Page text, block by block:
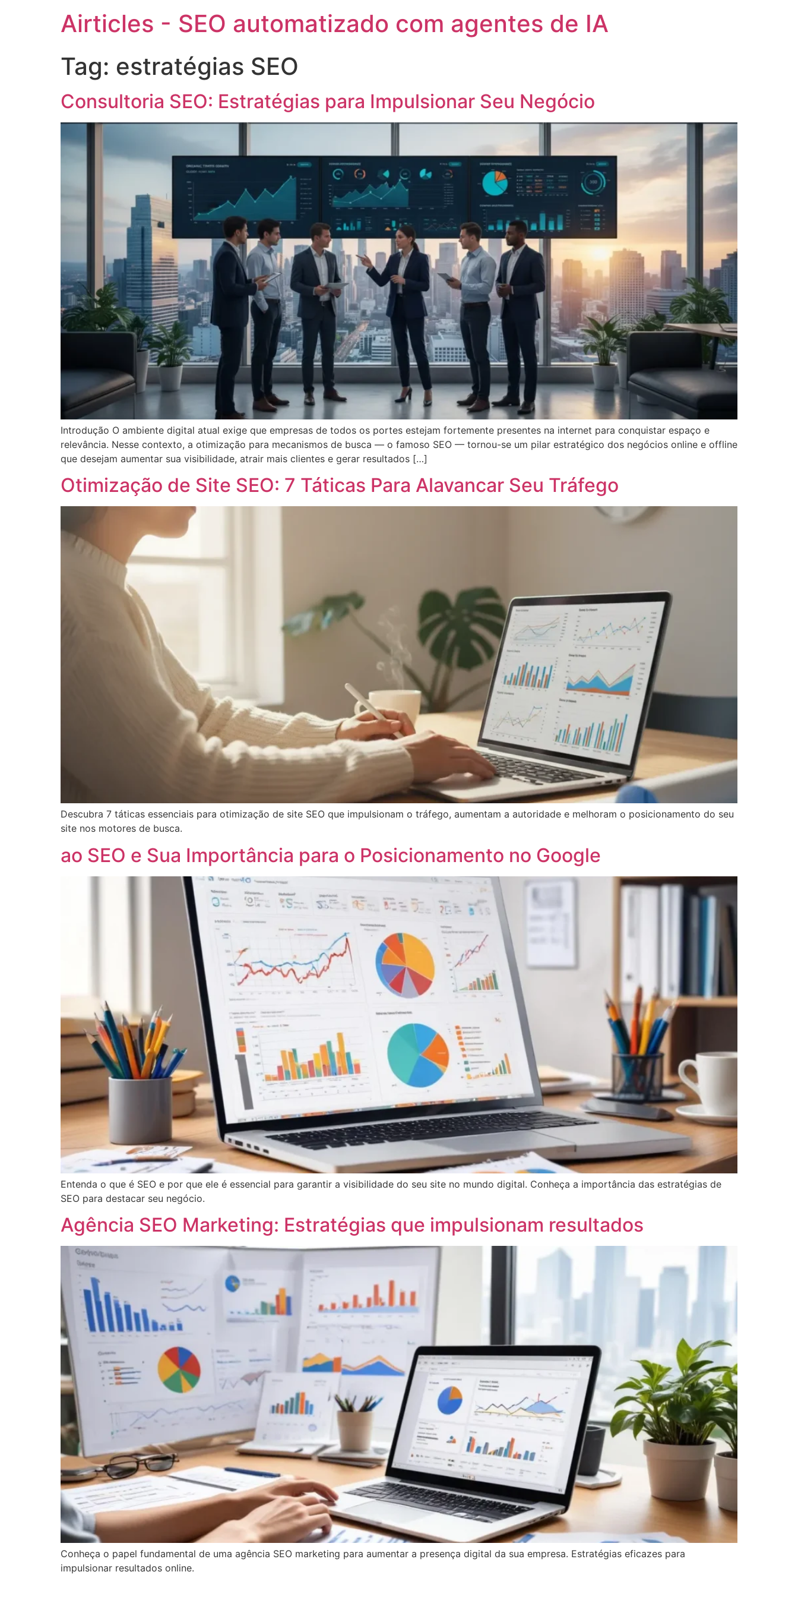
Airticles - SEO automatizado com agentes de IA
Tag: estratégias SEO
Consultoria SEO: Estratégias para Impulsionar Seu Negócio
Introdução O ambiente digital atual exige que empresas de todos os portes estejam fortemente presentes na internet para conquistar espaço e
relevância. Nesse contexto, a otimização para mecanismos de busca — o famoso SEO — tornou-se um pilar estratégico dos negócios online e offline
que desejam aumentar sua visibilidade, atrair mais clientes e gerar resultados […]
Otimização de Site SEO: 7 Táticas Para Alavancar Seu Tráfego
Descubra 7 táticas essenciais para otimização de site SEO que impulsionam o tráfego, aumentam a autoridade e melhoram o posicionamento do seu
site nos motores de busca.
ao SEO e Sua Importância para o Posicionamento no Google
Entenda o que é SEO e por que ele é essencial para garantir a visibilidade do seu site no mundo digital. Conheça a importância das estratégias de
SEO para destacar seu negócio.
Agência SEO Marketing: Estratégias que impulsionam resultados
Conheça o papel fundamental de uma agência SEO marketing para aumentar a presença digital da sua empresa. Estratégias eficazes para
impulsionar resultados online.